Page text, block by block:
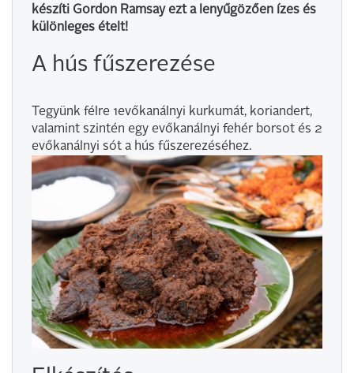
készíti Gordon Ramsay ezt a lenyűgözően ízes és
különleges ételt!
A hús fűszerezése
Tegyünk félre 1evőkanálnyi kurkumát, koriandert,
valamint szintén egy evőkanálnyi fehér borsot és 2
evőkanálnyi sót a hús fűszerezéséhez.